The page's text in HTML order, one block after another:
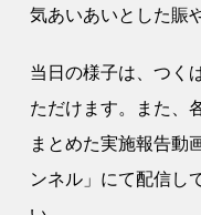
気あいあいとした賑
当日の様子は、つく
ただけます。また、
まとめた実施報告動
ンネル」にて配信し